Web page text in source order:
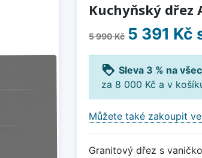
Kuchyňský dřez
5 990 Kč 5 391 Kč
loyalty Sleva 3 % na
za 8 000 Kč a v
Můžete také zakoupit
Granitový dřez s